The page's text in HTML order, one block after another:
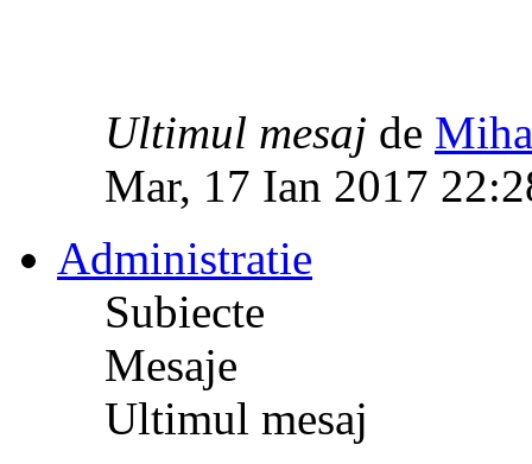
Ultimul mesaj de
Mar, 17 Ian 2017
Administratie
Subiecte
Mesaje
Ultimul mesaj